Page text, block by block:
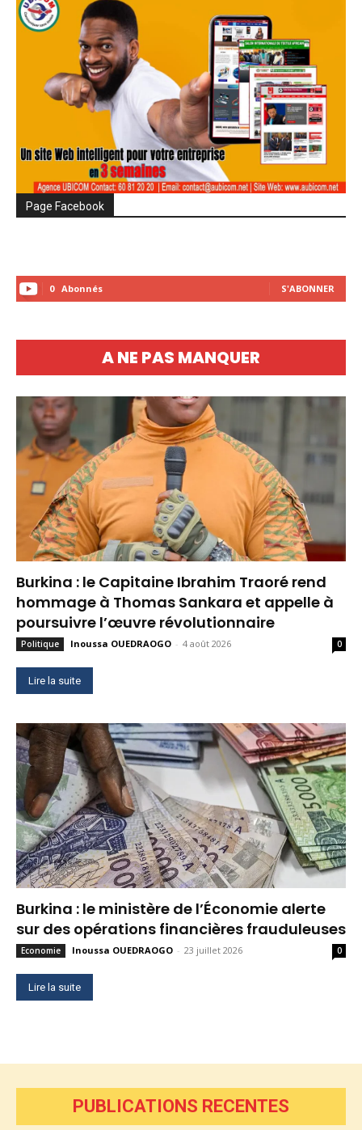
Page Facebook
0 Abonnés S'ABONNER
A NE PAS MANQUER
Burkina : le Capitaine Ibrahim Traoré rend
hommage à Thomas Sankara et appelle à
poursuivre l’œuvre révolutionnaire
Politique Inoussa OUEDRAOGO - 4 août 2026 0
Lire la suite
Burkina : le ministère de l’Économie alerte
sur des opérations financières frauduleuses
Economie Inoussa OUEDRAOGO - 23 juillet 2026 0
Lire la suite
PUBLICATIONS RECENTES